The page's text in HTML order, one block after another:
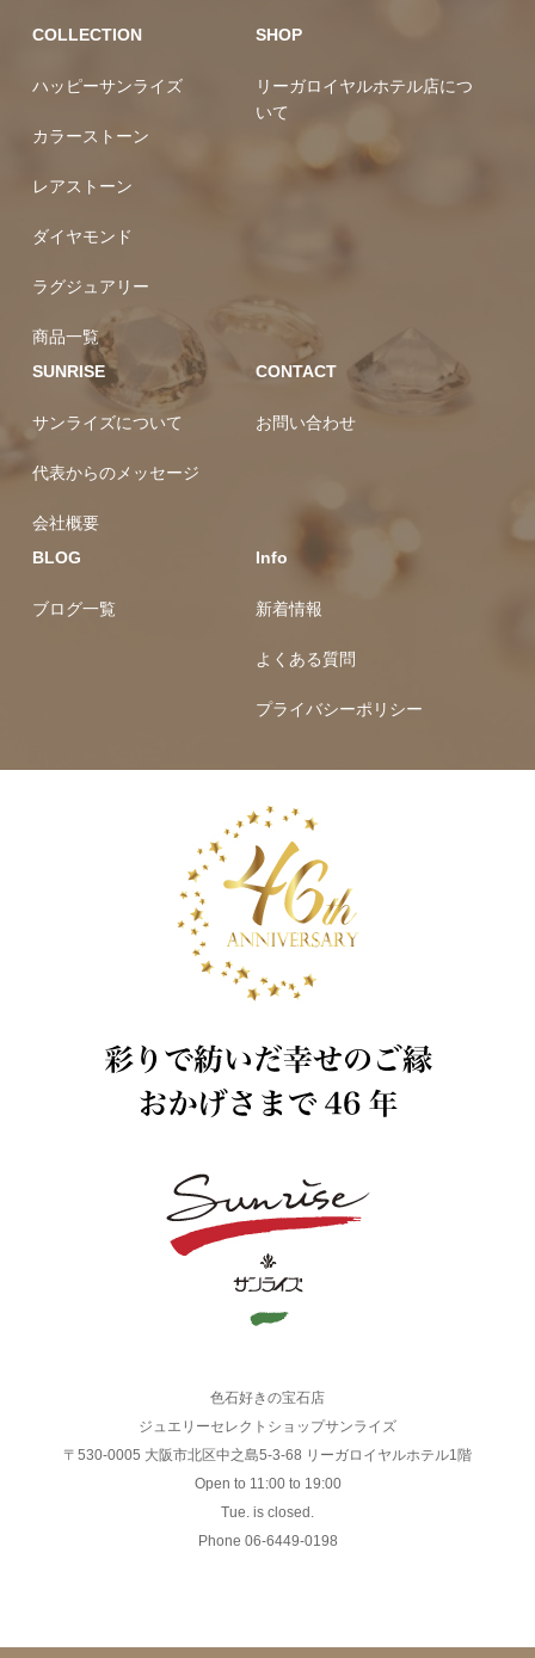
リー
レアストーン
COLLECTION
ハッピーサンライズ
カラーストーン
レアストーン
ダイヤモンド
ラグジュアリー
商品一覧
SHOP
リーガロイヤルホテル店につ
いて
SUNRISE
サンライズについて
代表からのメッセージ
会社概要
CONTACT
お問い合わせ
BLOG
ブログ一覧
Info
新着情報
よくある質問
プライバシーポリシー
色石好きの宝石店
ジュエリーセレクトショップサンライズ
〒530-0005 大阪市北区中之島5-3-68 リーガロイヤルホテル1階
Open to 11:00 to 19:00
Tue. is closed.
Phone 06-6449-0198